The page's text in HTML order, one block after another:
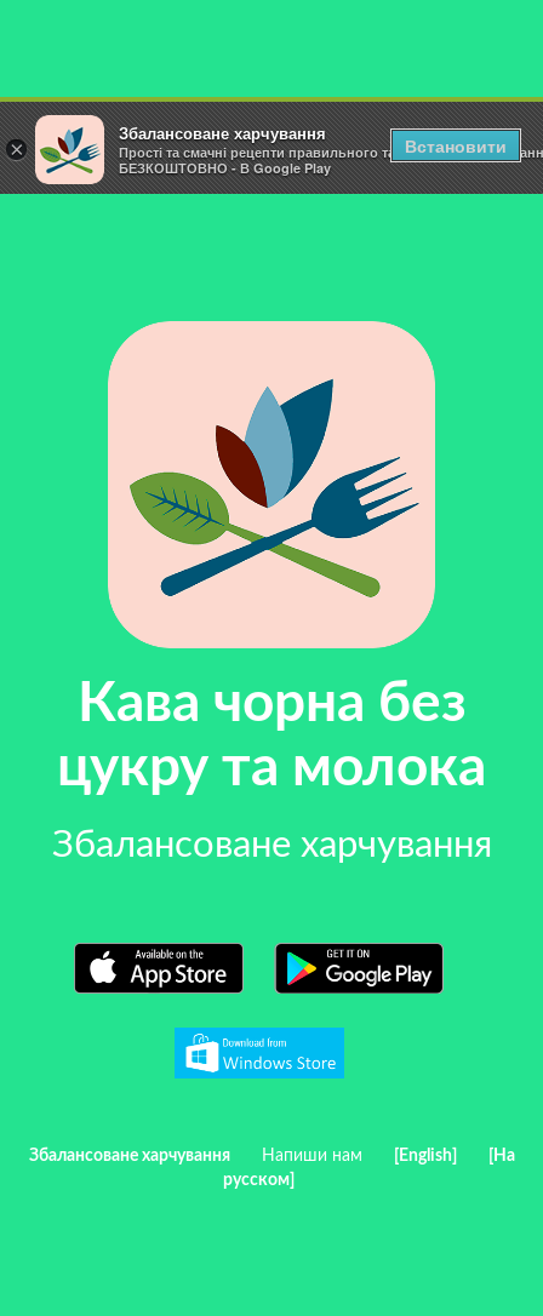
Кава чорна без
цукру та молока
Збалансоване харчування
Збалансоване харчування Напиши нам [English]
[На
русском]
×
Збалансоване харчування
Прості та смачні рецепти правильного та здорового
БЕЗКОШТОВНО - В Google Play
Встановити